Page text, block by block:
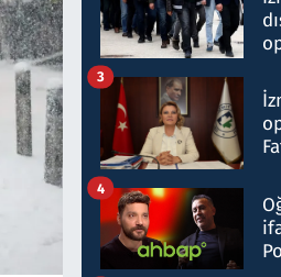
3
4